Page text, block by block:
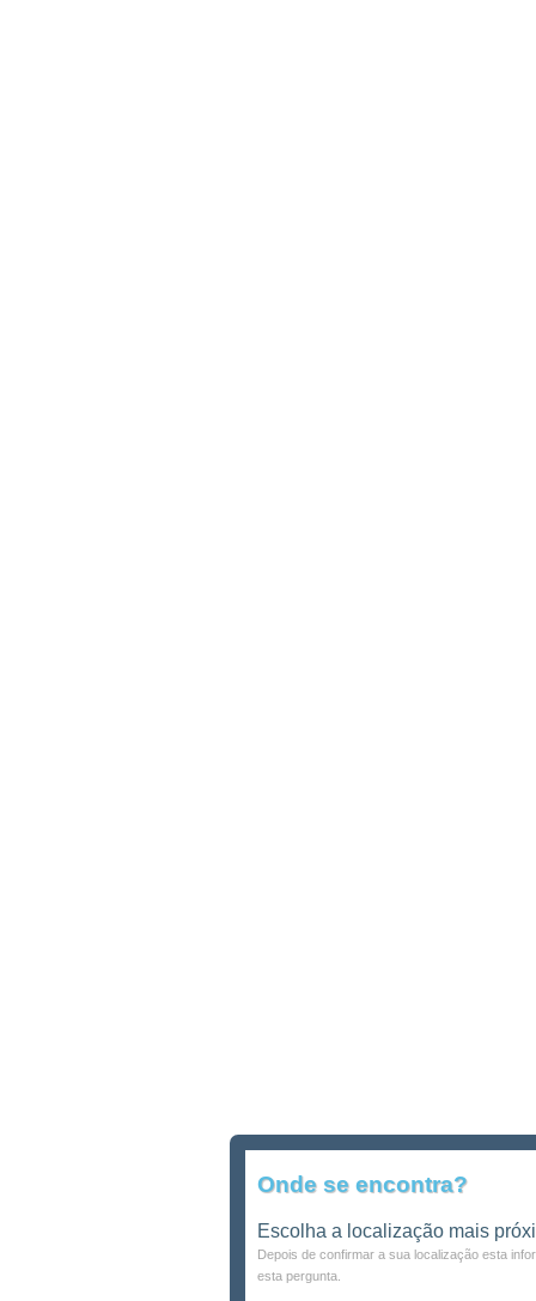
Onde se encontra?
Escolha a localização mais
Depois de confirmar a sua localização esta
esta pergunta.